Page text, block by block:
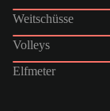
Weitschüsse
Volleys
Elfmeter